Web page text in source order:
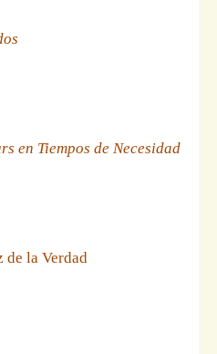
en Tiempos de Necesidad
de la Verdad